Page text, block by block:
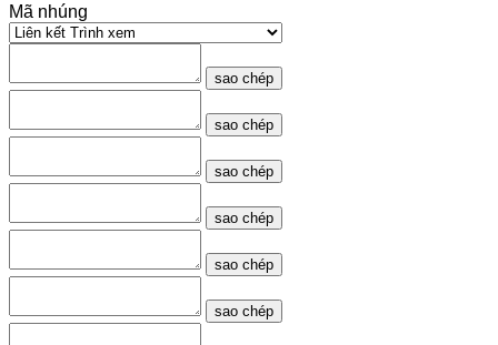
Mã nhúng
sao chép
sao chép
sao chép
sao chép
sao chép
sao chép